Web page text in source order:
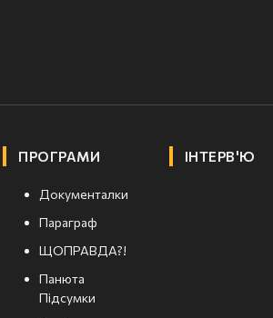
ПРОГРАМИ
Документалки
Параграф
ЩОПРАВДА?!
Панюта
Підсумки
ІНТЕРВ'Ю